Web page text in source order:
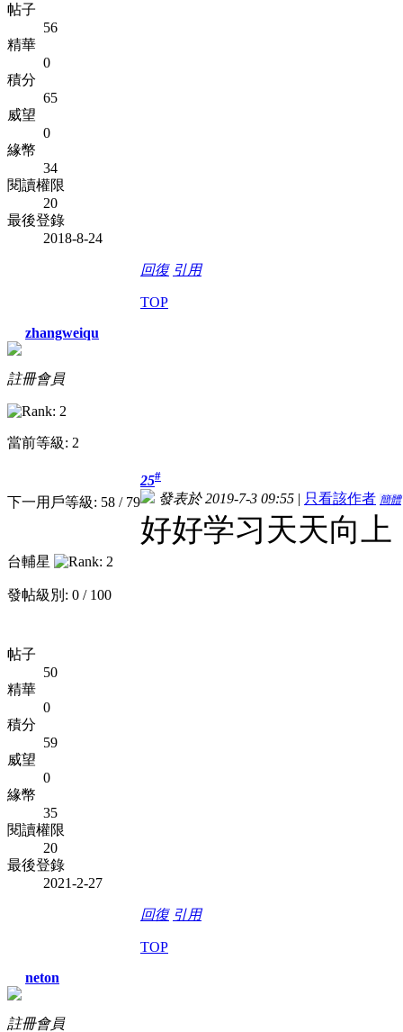
帖子
56
精華
0
積分
65
威望
0
緣幣
34
閱讀權限
20
最後登錄
2018-8-24
回復 引用
TOP
zhangweiqu
註冊會員
當前等級: 2
下一用戶等級: 58 / 79
台輔星
發帖級別: 0 / 100
帖子
50
精華
0
積分
59
威望
0
緣幣
35
閱讀權限
20
最後登錄
2021-2-27
25#
發表於 2019-7-3 09:55 | 只看該作者 簡體
好好学习天天向上
回復 引用
TOP
neton
註冊會員